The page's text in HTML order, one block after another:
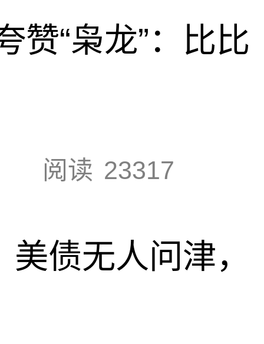
赞“枭龙”：比比
阅读 23317
债无人问津，